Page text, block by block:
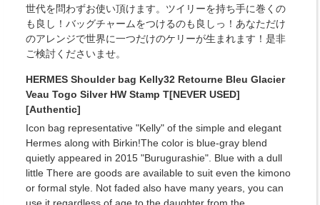
世代を問わずお使い頂けます。ツイリーを持ち手に巻くの
も良し！バッグチャームをつけるのも良しっ！あなただけ
のアレンジで世界に一つだけのケリーが生まれます！是非
ご検討くださいませ。
HERMES Shoulder bag Kelly32 Retourne Bleu Glacier
Veau Togo Silver HW Stamp T[NEVER USED]
[Authentic]
Icon bag representative "Kelly" of the simple and elegant
Hermes along with Birkin!The color is blue-gray blend
quietly appeared in 2015 "Burugurashie". Blue with a dull
little There are goods are available to suit even the kimono
or formal style. Not faded also have many years, you can
use it regardless of age to the daughter from the